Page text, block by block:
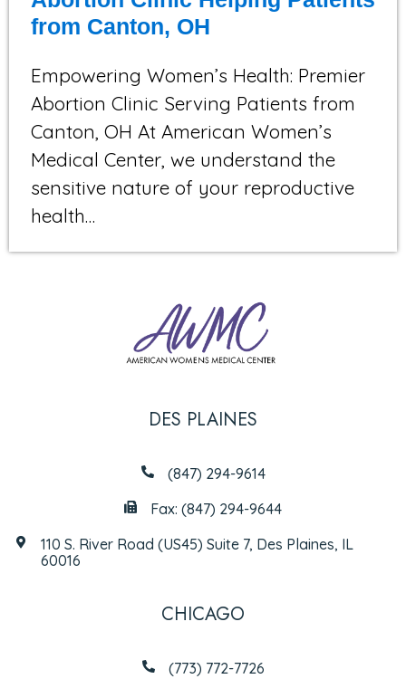
from Canton, OH
Empowering Women’s Health: Premier
Abortion Clinic Serving Patients from
Canton, OH At American Women’s
Medical Center, we understand the
sensitive nature of your reproductive
health…
DES PLAINES
(847) 294-9614
Fax: (847) 294-9644
110 S. River Road (US45) Suite 7, Des Plaines, IL
60016
CHICAGO
(773) 772-7726